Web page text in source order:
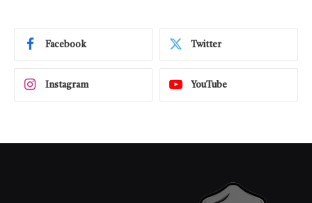
Facebook Twitter
Instagram YouTube